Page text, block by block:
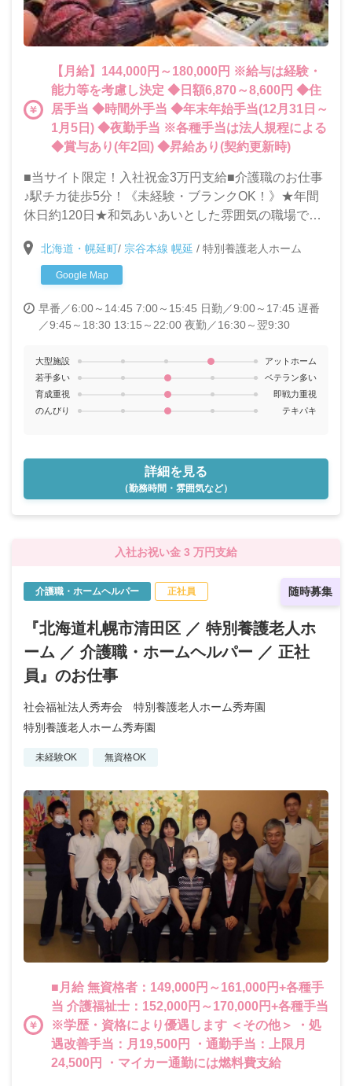
【月給】144,000円～180,000円 ※給与は経験・
能力等を考慮し決定 ◆日額6,870～8,600円 ◆住
居手当 ◆時間外手当 ◆年末年始手当(12月31日～
1月5日) ◆夜勤手当 ※各種手当は法人規程による
◆賞与あり(年2回) ◆昇給あり(契約更新時)
■当サイト限定！入社祝金3万円支給■介護職のお仕事
♪駅チカ徒歩5分！《未経験・ブランクOK！》★年間
休日約120日★和気あいあいとした雰囲気の職場で一
北海道・幌延町/ 宗谷本線 幌延 / 特別養護老人ホーム
Google Map
早番／6:00～14:45 7:00～15:45 日勤／9:00～17:45 遅番
／9:45～18:30 13:15～22:00 夜勤／16:30～翌9:30
大型施設
アットホーム
若手多い
ベテラン多い
育成重視
即戦力重視
のんびり
テキパキ
詳細を見る
（勤務時間・雰囲気など）
入社お祝い金 3 万円支給
随時募集
介護職・ホームヘルパー 正社員
『北海道札幌市清田区 ／ 特別養護老人ホ
ーム ／ 介護職・ホームヘルパー ／ 正社
員』のお仕事
社会福祉法人秀寿会 特別養護老人ホーム秀寿園
特別養護老人ホーム秀寿園
未経験OK 無資格OK
■月給 無資格者：149,000円～161,000円+各種手
当 介護福祉士：152,000円～170,000円+各種手当
※学歴・資格により優遇します ＜その他＞ ・処
遇改善手当：月19,500円 ・通勤手当：上限月
24,500円 ・マイカー通勤には燃料費支給